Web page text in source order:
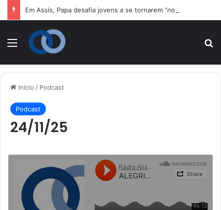
Em Assis, Papa desafia jovens a se tornarem “novos santos”
Menu
Início / Podcast
Podcast
24/11/25